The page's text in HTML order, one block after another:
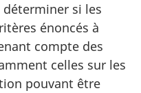
si les
énoncés à
compte des
celles sur les
pouvant être